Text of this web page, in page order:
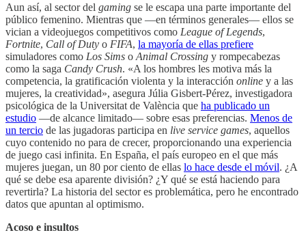
Aun así, al sector del gaming se le escapa una parte importante del
público femenino. Mientras que —en términos generales— ellos se
vician a videojuegos competitivos como League of Legends,
Fortnite, Call of Duty o FIFA, la mayoría de ellas prefiere
simuladores como Los Sims o Animal Crossing y rompecabezas
como la saga Candy Crush. «A los hombres les motiva más la
competencia, la gratificación violenta y la interacción online y a las
mujeres, la creatividad», asegura Júlia Gisbert-Pérez, investigadora
psicológica de la Universitat de València que ha publicado un
estudio —de alcance limitado— sobre esas preferencias. Menos de
un tercio de las jugadoras participa en live service games, aquellos
cuyo contenido no para de crecer, proporcionando una experiencia
de juego casi infinita. En España, el país europeo en el que más
mujeres juegan, un 80 por ciento de ellas lo hace desde el móvil. ¿A
qué se debe esa aparente división? ¿Y qué se está haciendo para
revertirla? La historia del sector es problemática, pero he encontrado
datos que apuntan al optimismo.
Acoso e insultos